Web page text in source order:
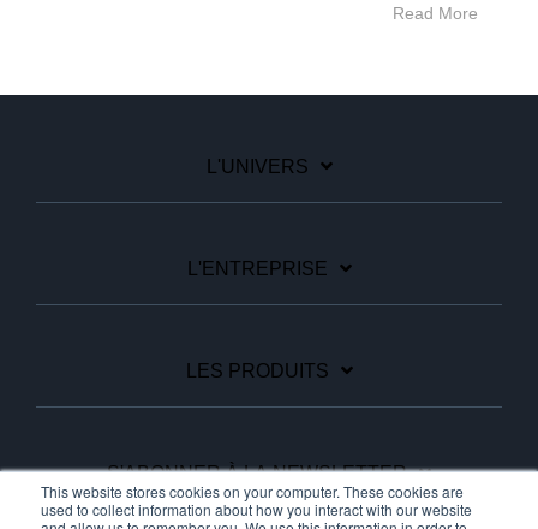
This website stores cookies on your computer. These cookies are
used to collect information about how you interact with our website
Read More
L'UNIVERS
L'ENTREPRISE
LES PRODUITS
S'ABONNER À LA NEWSLETTER